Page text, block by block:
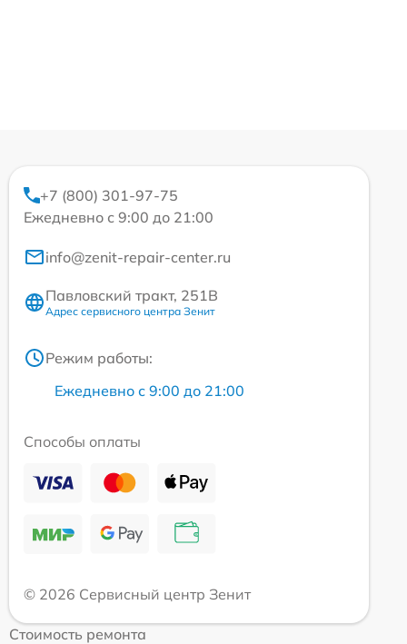
+7 (800) 301-97-75
Ежедневно с 9:00 до 21:00
info@zenit-repair-center.ru
Павловский тракт, 251В
Адрес сервисного центра Зенит
Режим работы:
Ежедневно с 9:00 до 21:00
Способы оплаты
© 2026 Сервисный центр Зенит
Стоимость ремонта